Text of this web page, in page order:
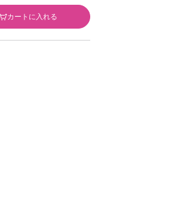
カートに入れる